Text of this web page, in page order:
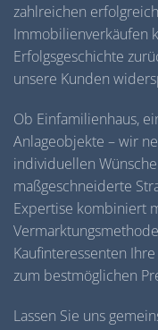
zahlreichen
Immobilienverkäufen
Erfolgsgeschichte
unsere Kunden
Ob Einfamilienhaus,
Anlageobjekte – wir
individuellen
maßgeschneiderte
Expertise kombiniert
Kaufinteressenten
zum bestmöglichen
Lassen Sie uns